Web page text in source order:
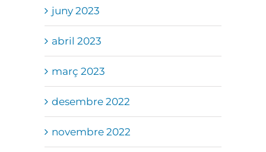
juny 2023
abril 2023
març 2023
desembre 2022
novembre 2022